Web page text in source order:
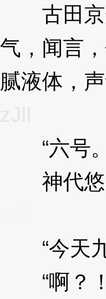
古田京
气，闻言
腻液体，
“六号
神代悠
“今天九
“啊？！